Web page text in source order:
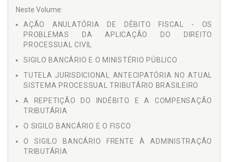
Neste Volume:
AÇÃO ANULATÓRIA DE DÉBITO FISCAL - OS
PROBLEMAS DA APLICAÇÃO DO DIREITO
PROCESSUAL CIVIL
SIGILO BANCÁRIO E O MINISTÉRIO PÚBLICO
TUTELA JURISDICIONAL ANTECIPATÓRIA NO ATUAL
SISTEMA PROCESSUAL TRIBUTÁRIO BRASILEIRO
A REPETIÇÃO DO INDÉBITO E A COMPENSAÇÃO
TRIBUTÁRIA
O SIGILO BANCÁRIO E O FISCO
O SIGILO BANCÁRIO FRENTE À ADMINISTRAÇÃO
TRIBUTÁRIA